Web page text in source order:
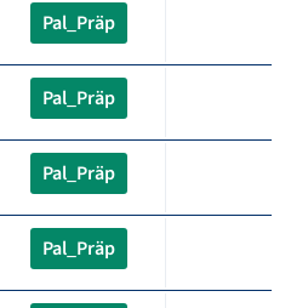
Pal_Präp
Pal_Präp
Pal_Präp
Pal_Präp